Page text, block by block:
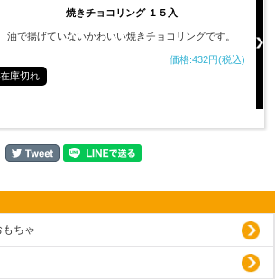
焼きチョコリング １５入
油で揚げていないかわいい焼きチョコリングです。
価格:432円(税込)
在庫切れ
ちゃ